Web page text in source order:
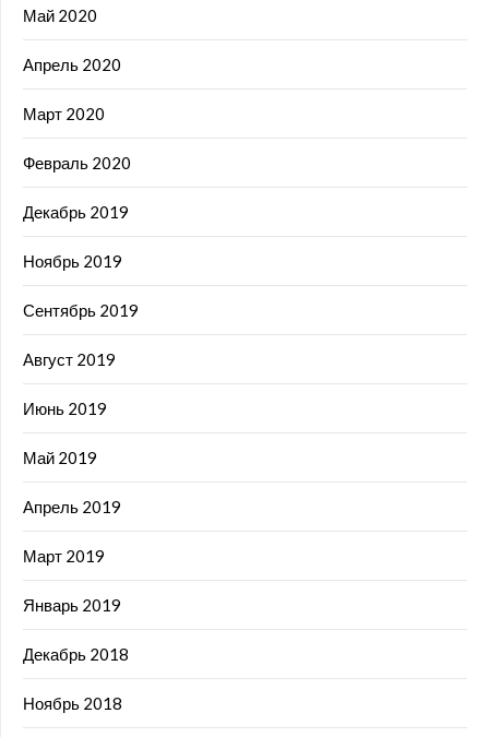
Май 2020
Апрель 2020
Март 2020
Февраль 2020
Декабрь 2019
Ноябрь 2019
Сентябрь 2019
Август 2019
Июнь 2019
Май 2019
Апрель 2019
Март 2019
Январь 2019
Декабрь 2018
Ноябрь 2018